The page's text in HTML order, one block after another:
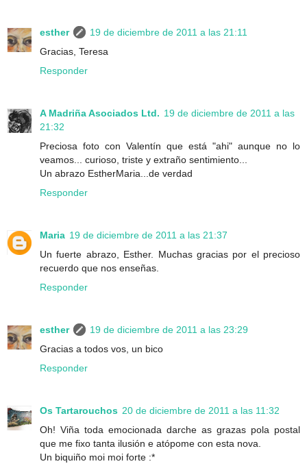
esther
19 de diciembre de 2011 a las 21:11
Gracias, Teresa
Responder
A Madriña Asociados Ltd. 19 de diciembre de 2011 a las
21:32
Preciosa foto con Valentín que está "ahi" aunque no lo
veamos... curioso, triste y extraño sentimiento...
Un abrazo EstherMaria...de verdad
Responder
Maria 19 de diciembre de 2011 a las 21:37
Un fuerte abrazo, Esther. Muchas gracias por el precioso
recuerdo que nos enseñas.
Responder
esther
19 de diciembre de 2011 a las 23:29
Gracias a todos vos, un bico
Responder
Os Tartarouchos 20 de diciembre de 2011 a las 11:32
Oh! Viña toda emocionada darche as grazas pola postal
que me fixo tanta ilusión e atópome con esta nova.
Un biquiño moi moi forte :*